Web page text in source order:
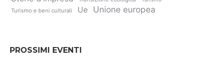
Turismo e beni culturali
Ue Unione europea
PROSSIMI EVENTI